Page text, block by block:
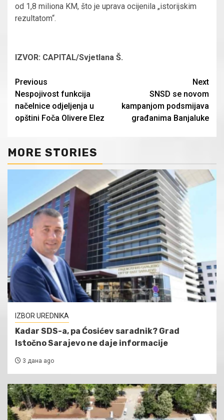
od 1,8 miliona KM, što je uprava ocijenila „istorijskim
rezultatom“.
IZVOR: CAPITAL/Svjetlana Š.
Continue
Reading
Previous
Nespojivost funkcija
načelnice odjeljenja u
opštini Foča Olivere Elez
Next
SNSD se novom
kampanjom podsmijava
građanima Banjaluke
MORE STORIES
IZBOR UREDNIKA
Kadar SDS-a, pa Ćosićev saradnik? Grad
Istočno Sarajevo ne daje informacije
3 дана ago